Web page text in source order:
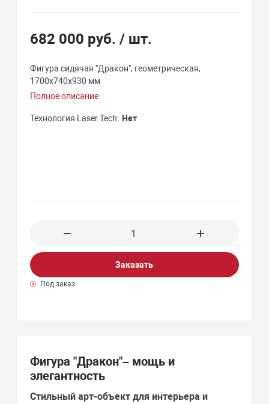
682 000 руб./ шт.
Фигура сидячая "Дракон", геометрическая,
1700х740х930 мм
Полное описание
Технология Laser Tech Нет
Заказать
Под заказ
Фигура "Дракон"– мощь и
элегантность
Стильный арт-объект для интерьера и